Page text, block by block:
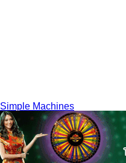
Simple Machines